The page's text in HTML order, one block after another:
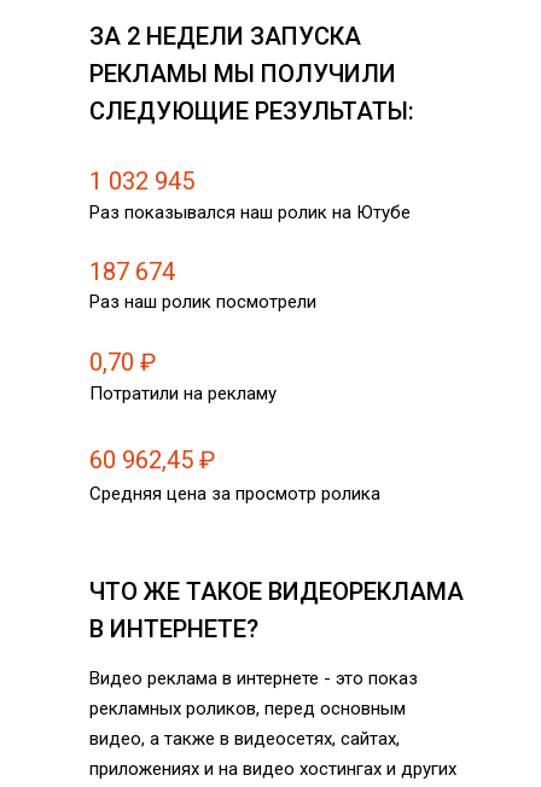
ЗА 2 НЕДЕЛИ ЗАПУСКА
РЕКЛАМЫ МЫ ПОЛУЧИЛИ
СЛЕДУЮЩИЕ РЕЗУЛЬТАТЫ:
Видео реклама в интернете - это показ
рекламных роликов, перед основным
видео, а также в видеосетях, сайтах,
приложениях и на видео хостингах и других
1 032 945
187 674
0,70 ₽
60 962,45 ₽
Раз показывался наш ролик на Ютубе
Раз наш ролик посмотрели
Средняя цена за просмотр ролика
Потратили на рекламу
ЧТО ЖЕ ТАКОЕ ВИДЕОРЕКЛАМА
В ИНТЕРНЕТЕ?